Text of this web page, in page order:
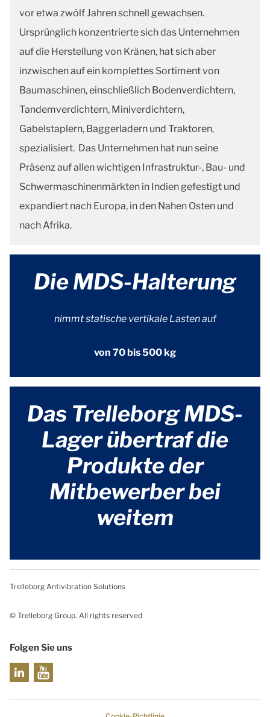
vor etwa zwölf Jahren schnell gewachsen.
Ursprünglich konzentrierte sich das Unternehmen
auf die Herstellung von Kränen, hat sich aber
inzwischen auf ein komplettes Sortiment von
Baumaschinen, einschließlich Bodenverdichtern,
Tandemverdichtern, Miniverdichtern,
Gabelstaplern, Baggerladern und Traktoren,
spezialisiert. Das Unternehmen hat nun seine
Präsenz auf allen wichtigen Infrastruktur-, Bau- und
Schwermaschinenmärkten in Indien gefestigt und
expandiert nach Europa, in den Nahen Osten und
nach Afrika.
Die MDS-Halterung
nimmt statische vertikale Lasten auf
von 70 bis 500 kg
Das Trelleborg MDS-
Lager übertraf die
Produkte der
Mitbewerber bei
weitem
Trelleborg Antivibration Solutions
© Trelleborg Group. All rights reserved
Folgen Sie uns